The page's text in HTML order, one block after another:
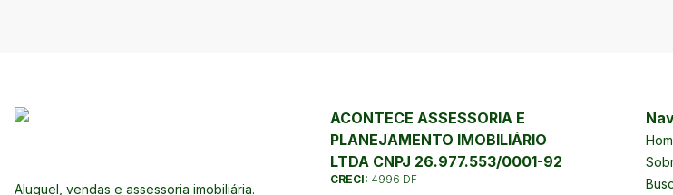
Aluguel, vendas e assessoria imobiliária.
ACONTECE ASSESSORIA E
PLANEJAMENTO IMOBILIÁRIO
LTDA CNPJ 26.977.553/0001-92
CRECI: 4996 DF